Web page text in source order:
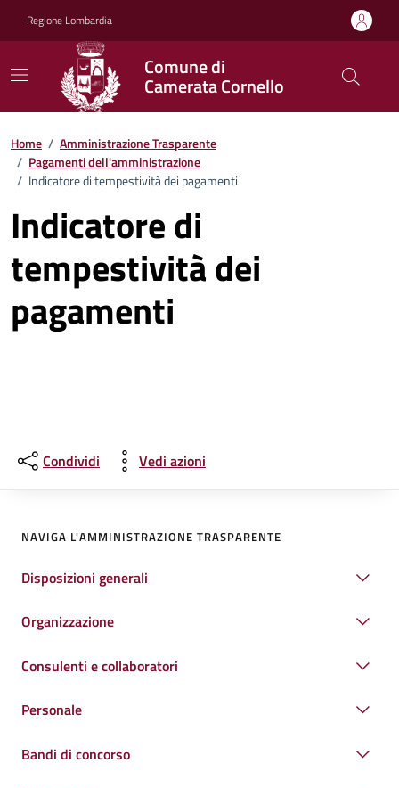
Regione Lombardia
Comune di
Camerata Cornello
Home / Amministrazione Trasparente
/ Pagamenti dell'amministrazione
/ Indicatore di tempestività dei pagamenti
Indicatore di
tempestività dei
pagamenti
Condividi Vedi azioni
NAVIGA L'AMMINISTRAZIONE TRASPARENTE
Disposizioni generali
Organizzazione
Consulenti e collaboratori
Personale
Bandi di concorso